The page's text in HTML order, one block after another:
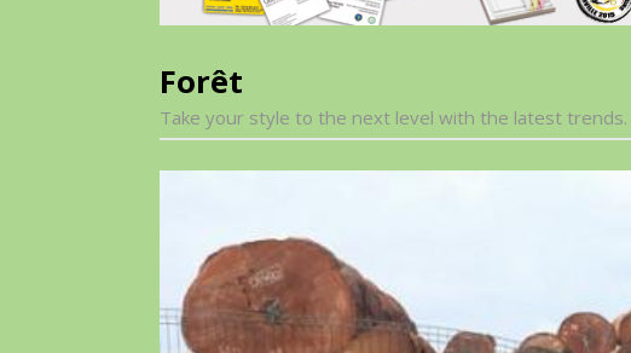
Forêt
Take your style to the next level with the latest trends.